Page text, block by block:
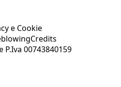
e Cookie
Credits
00743840159